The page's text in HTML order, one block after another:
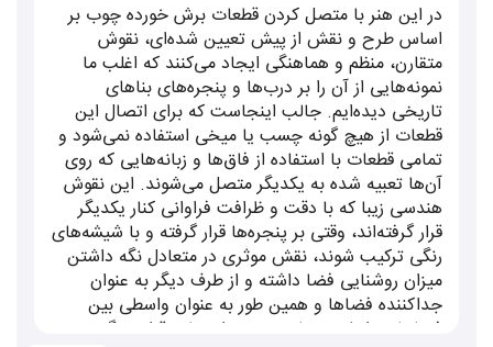
میتوان نگهداری کرد، البته بهتراست گز به صورت
تازه مصرف شود.ماندگاری و نگهداری گز به مدت
طولانی تر، این شیرینی شگفت انگیز را گزینه ای
مناسب و مقرون به صرفه برای پذیرایی های
سریع و زیبنده مهمان نوازی فاخر ایرانیان تبدیل
کرده است . علاوه بر این به خاطر استفاده از
افزودنی های گیاهی متعدد که هر کدام به تنهایی
دارای خواص اثبات شده متعددی هستند، و
در این هنر با متصل کردن قطعات برش خورده چوب بر
اساس طرح و نقش از پیش تعیین شده‌ای، نقوش
متقارن، منظم و هماهنگی ایجاد می‌کنند که اغلب ما
نمونه‌هایی از آن را بر درب‌ها و پنجره‌های بناهای
تاریخی دیده‌ایم. جالب اینجاست که برای اتصال این
قطعات از هیچ گونه چسب یا میخی استفاده نمی‌شود و
تمامی قطعات با استفاده از فاق‌ها و زبانه‌هایی که روی
آن‌ها تعبیه شده به یکدیگر متصل می‌شوند. این نقوش
هندسی زیبا که با دقت و ظرافت فراوانی کنار یکدیگر
قرار گرفته‌اند، وقتی بر پنجره‌ها قرار گرفته و با شیشه‌های
رنگی ترکیب شوند، نقش موثری در متعادل نگه داشتن
میزان روشنایی فضا داشته و از طرف دیگر به عنوان
جداکننده فضاها و همین طور به عنوان واسطی بین
فضاهای داخلی و خارجی مورد استفاده قرار می‌گیرند.